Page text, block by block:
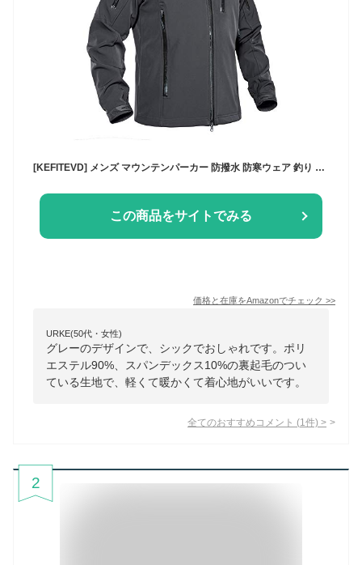
[KEFITEVD] メンズ マウンテンパーカー 防撥水 防寒ウェア 釣り ジャケット 冬 アウター 裏起毛 狩猟ジャケット サバゲー グレー XL
この商品をサイトでみる
価格と在庫をAmazonでチェック >>
URKE(50代・女性)
グレーのデザインで、シックでおしゃれです。ポリ
エステル90%、スパンデックス10%の裏起毛のつい
ている生地で、軽くて暖かくて着心地がいいです。
全てのおすすめコメント (1 件) >
2